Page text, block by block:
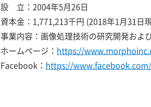
設 立：2004年5月26日
資本金：1,771,213千円 (2018年1月31日
事業内容：画像処理技術の研究開発およ
ホームページ： https://
Facebook： https://